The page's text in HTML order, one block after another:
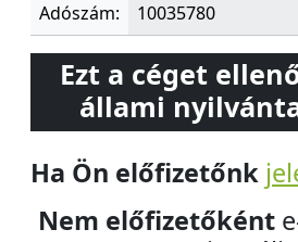
Adószám:
10035780
Ezt a céget
állami
Ha Ön előfizetőnk
Nem előfizetőként